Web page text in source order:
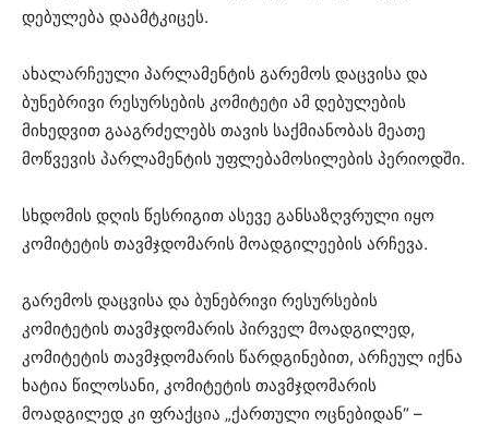
დებულება დაამტკიცეს.
ახალარჩეული პარლამენტის გარემოს დაცვისა და
ბუნებრივი რესურსების კომიტეტი ამ დებულების
მიხედვით გააგრძელებს თავის საქმიანობას მეათე
მოწვევის პარლამენტის უფლებამოსილების პერიოდში.
სხდომის დღის წესრიგით ასევე განსაზღვრული იყო
კომიტეტის თავმჯდომარის მოადგილეების არჩევა.
გარემოს დაცვისა და ბუნებრივი რესურსების
კომიტეტის თავმჯდომარის პირველ მოადგილედ,
კომიტეტის თავმჯდომარის წარდგინებით, არჩეულ იქნა
ხატია წილოსანი, კომიტეტის თავმჯდომარის
მოადგილედ კი ფრაქცია „ქართული ოცნებიდან“ –